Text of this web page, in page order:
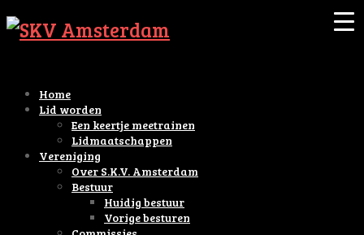
Home
Lid worden
Een keertje meetrainen
Lidmaatschappen
Vereniging
Over S.K.V. Amsterdam
Bestuur
Huidig bestuur
Vorige besturen